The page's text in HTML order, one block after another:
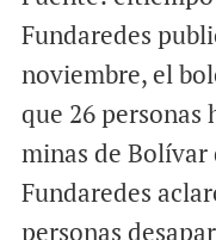
Fundaredes
noviembre, el
que 26 personas
minas de Bolívar
Fundaredes
personas